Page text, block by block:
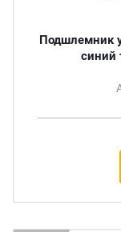
Подшлемник
синий